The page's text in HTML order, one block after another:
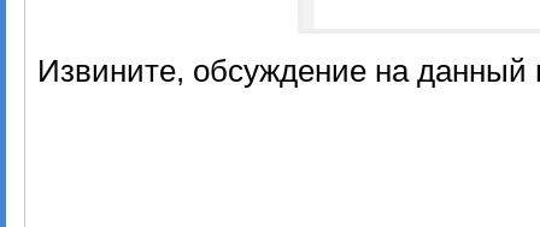
Извините, обсуждение на данный